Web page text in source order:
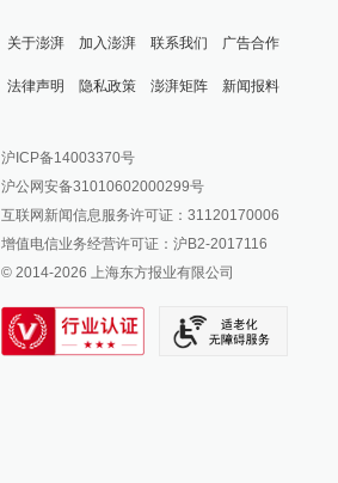
关于澎湃 加入澎湃 联系我们 广告合作
法律声明 隐私政策 澎湃矩阵
澎湃新闻公众号
澎湃新闻抖音号
派生万物开放平台
IP SHANGHAI
SIXTH TONE
新闻报料
报料邮箱: news@thepaper.cn
沪ICP备14003370号
沪公网安备31010602000299号
互联网新闻信息服务许可证：31120170006
增值电信业务经营许可证：沪B2-2017116
© 2014-2026 上海东方报业有限公司